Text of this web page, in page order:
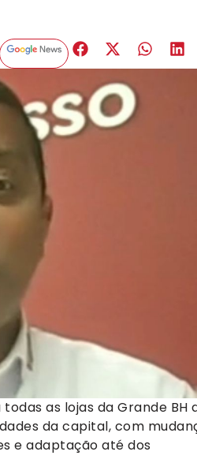
as lojas da Grande BH
da capital, com
e adaptação até dos